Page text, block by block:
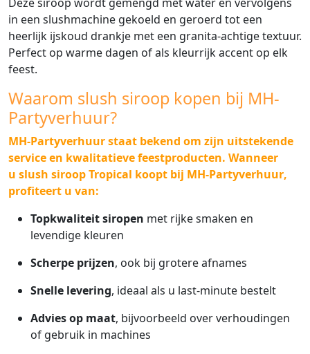
Deze siroop wordt gemengd met water en vervolgens
in een slushmachine gekoeld en geroerd tot een
heerlijk ijskoud drankje met een granita-achtige textuur.
Perfect op warme dagen of als kleurrijk accent op elk
feest.
Waarom slush siroop kopen bij MH-
Partyverhuur?
MH-Partyverhuur staat bekend om zijn uitstekende
service en kwalitatieve feestproducten. Wanneer
u slush siroop Tropical koopt bij MH-Partyverhuur,
profiteert u van:
Topkwaliteit siropen met rijke smaken en
levendige kleuren
Scherpe prijzen, ook bij grotere afnames
Snelle levering, ideaal als u last-minute bestelt
Advies op maat, bijvoorbeeld over verhoudingen
of gebruik in machines